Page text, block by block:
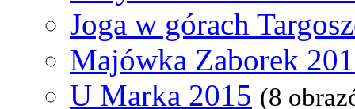
Joga w górach
Majówka Zaborek
U Marka 2015 (8